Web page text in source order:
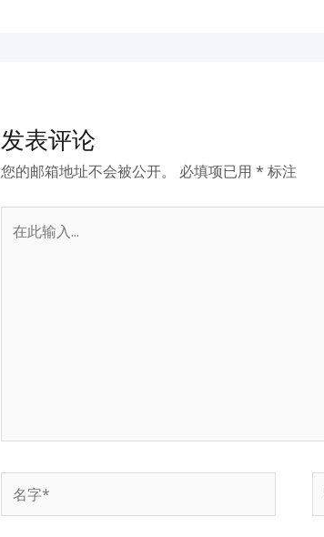
发表评论
您的邮箱地址不会被公开。 必填项已用 * 标注
字